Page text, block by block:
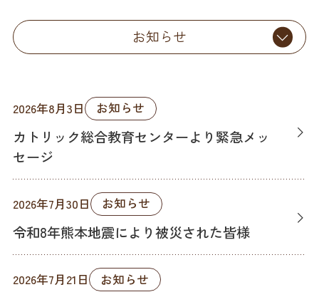
お知らせ
2026年8月3日 お知らせ
カトリック総合教育センターより緊急メッ
セージ
2026年7月30日 お知らせ
令和8年熊本地震により被災された皆様
2026年7月21日 お知らせ